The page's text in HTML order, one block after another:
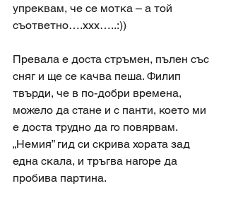
упреквам, че се мотка – а той
съответно….ххх…..:))
Превала е доста стръмен, пълен със
сняг и ще се качва пеша. Филип
твърди, че в по-добри времена,
можело да стане и с панти, което ми
е доста трудно да го повярвам.
„Немия” гид си скрива хората зад
една скала, и тръгва нагоре да
пробива партина.